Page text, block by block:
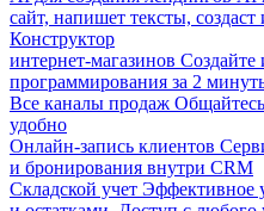
сайт, напишет тексты,
Конструктор
интернет-магазинов Создайте
программирования за 2
Все каналы продаж
удобно
Онлайн-запись клиентов
и бронирования внутри CRM
Складской учет Эффективное